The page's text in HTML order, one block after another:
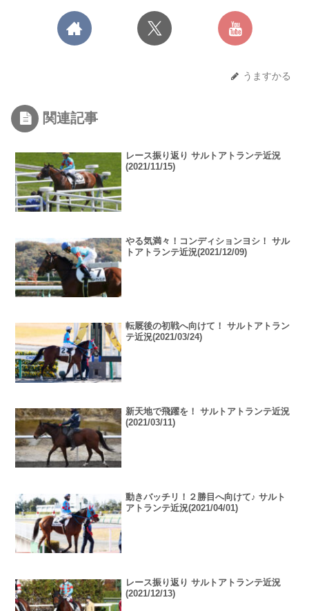
うますかる
関連記事
レース振り返り サルトアトランテ近況
(2021/11/15)
やる気満々！コンディションヨシ！ サル
トアトランテ近況(2021/12/09)
転厩後の初戦へ向けて！ サルトアトラン
テ近況(2021/03/24)
新天地で飛躍を！ サルトアトランテ近況
(2021/03/11)
動きバッチリ！２勝目へ向けて♪ サルト
アトランテ近況(2021/04/01)
レース振り返り サルトアトランテ近況
(2021/12/13)